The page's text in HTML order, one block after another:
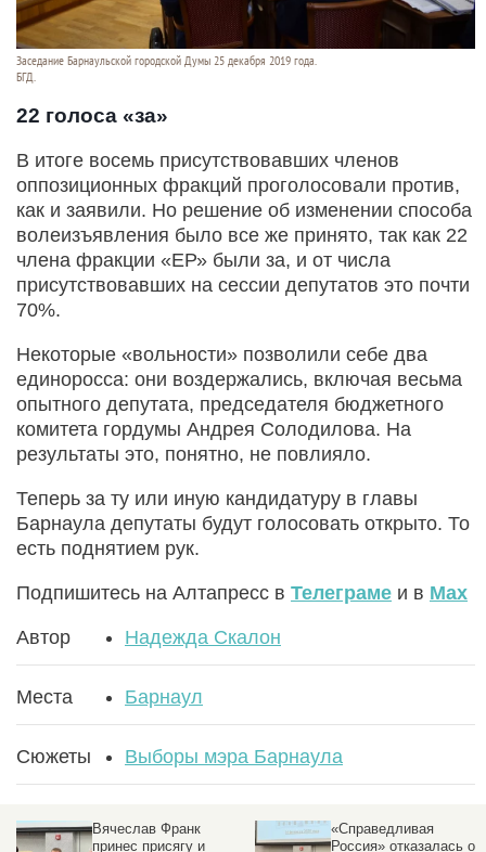
Заседание Барнаульской городской Думы 25 декабря 2019 года.
БГД.
22 голоса «за»
В итоге восемь присутствовавших членов
оппозиционных фракций проголосовали против,
как и заявили. Но решение об изменении способа
волеизъявления было все же принято, так как 22
члена фракции «ЕР» были за, и от числа
присутствовавших на сессии депутатов это почти
70%.
Некоторые «вольности» позволили себе два
единоросса: они воздержались, включая весьма
опытного депутата, председателя бюджетного
комитета гордумы Андрея Солодилова. На
результаты это, понятно, не повлияло.
Теперь за ту или иную кандидатуру в главы
Барнаула депутаты будут голосовать открыто. То
есть поднятием рук.
Подпишитесь на Алтапресс в Телеграме и в Max
Автор Надежда Скалон
Места Барнаул
Сюжеты Выборы мэра Барнаула
Вячеслав Франк
принес присягу и
«Справедливая
Россия» отказалась от